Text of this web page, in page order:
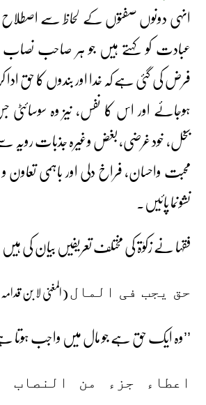
انہی دونوں صفتوں کے لحاظ سے اصطلاح
عبادت کو کہتے ہیں جو ہر صاحب
فرض کی گئی ہے کہ خدا اور بندوں کا حق
ہوجائے اور اس کا نفس، نیز وہ
بخل، خود غرضی، بغض وغیرہ جذبات رویہ
محبت واحسان، فراخ دلی اور باہمی
نشونما پائیں۔
فقہا نے زکوٰۃ کی مختلف تعریفیں بیان کی
حق یجب فی المال(المغنی لا بن قدامہ ج ۲
’’وہ ایک حق ہے جو مال میں واجب ہوتا
اعطاء جزء من النصاب